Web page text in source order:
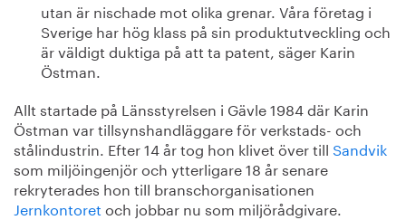
utan är nischade mot olika grenar. Våra företag i
Sverige har hög klass på sin produktutveckling och
är väldigt duktiga på att ta patent, säger Karin
Östman.
Allt startade på Länsstyrelsen i Gävle 1984 där Karin
Östman var tillsynshandläggare för verkstads- och
stålindustrin. Efter 14 år tog hon klivet över till Sandvik
som miljöingenjör och ytterligare 18 år senare
rekryterades hon till branschorganisationen
Jernkontoret och jobbar nu som miljörådgivare.